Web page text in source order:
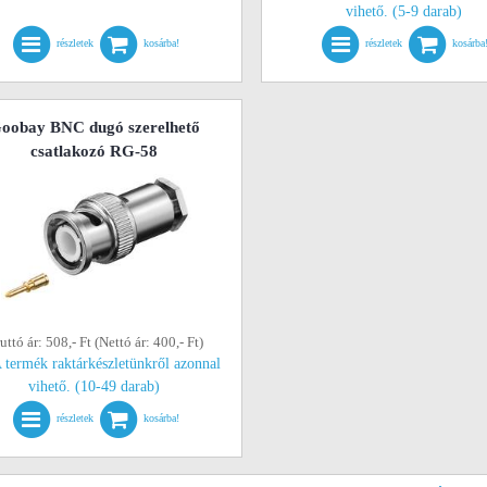
részletek kosárba!
vihető. (5-9 darab)
részletek kosárba!
BNC dugó szerelhető
csatlakozó RG-58
ár: 508,- Ft (Nettó ár: 400,- Ft)
termék raktárkészletünkről azonnal
vihető. (10-49 darab)
részletek kosárba!